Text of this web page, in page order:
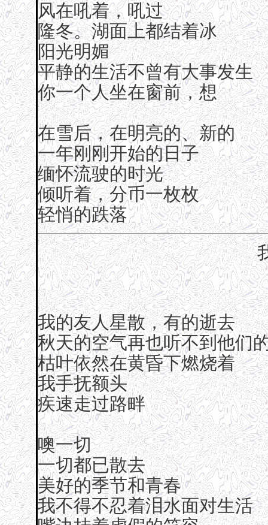
风在吼着，吼过
隆冬。湖面上都结着冰
阳光明媚
平静的生活不曾有大事发生
你一个人坐在窗前，想
在雪后，在明亮的、新的
一年刚刚开始的日子
缅怀流驶的时光
倾听着，分币一枚枚
轻悄的跌落
我的友人星散，有的逝去
秋天的空气再也听不到他们
枯叶依然在黄昏下燃烧着
我手抚额头
疾速走过路畔
噢一切
一切都已散去
美好的季节和青春
我不得不忍着泪水面对生活